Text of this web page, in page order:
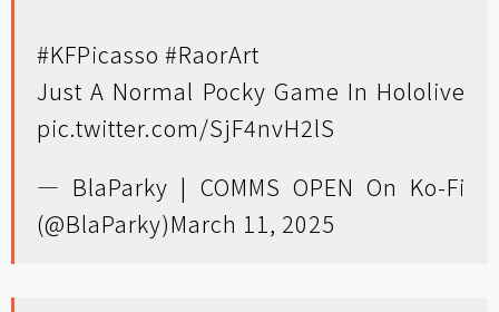
#KFPicasso #RaorArt
Just A Normal Pocky Game In Hololive
pic.twitter.com/SjF4nvH2lS
— BlaParky | COMMS OPEN On Ko-Fi
(@BlaParky)March 11, 2025